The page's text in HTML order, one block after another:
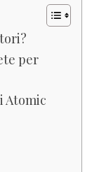
per
Atomic